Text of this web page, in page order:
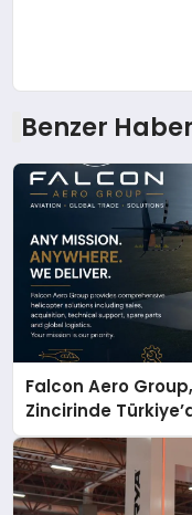
Benzer
Falcon Aero
Zincirinde